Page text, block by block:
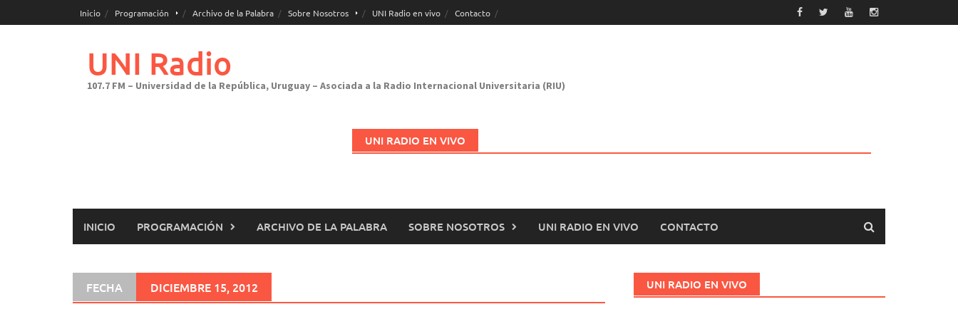
al
Inicio Programación Archivo de la Palabra Sobre Nosotros UNI Radio en vivo Contacto
UNI Radio
107.7 FM – Universidad de la República, Uruguay – Asociada a la Radio Internacional Universitaria (RIU)
UNI RADIO EN VIVO
INICIO PROGRAMACIÓN ARCHIVO DE LA PALABRA SOBRE NOSOTROS UNI RADIO EN VIVO CONTACTO
FECHA DICIEMBRE 15, 2012 UNI RADIO EN VIVO